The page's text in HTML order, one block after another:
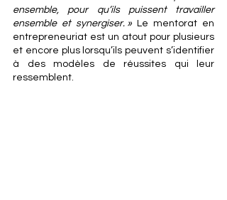
ensemble, pour qu’ils puissent travailler
ensemble et synergiser. » Le mentorat en
entrepreneuriat est un atout pour plusieurs
et encore plus lorsqu’ils peuvent s’identifier
à des modèles de réussites qui leur
ressemblent.